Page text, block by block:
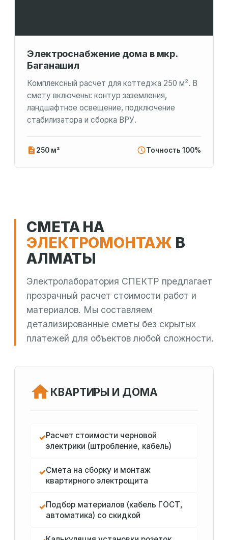
Электроснабжение дома в мкр.
Баганашил
Комплексный расчет для коттеджа 250 м². В
смету включены: контур заземления,
ландшафтное освещение, подключение
стабилизатора и сборка ВРУ.
250 м² Точность 100%
СМЕТА НА
ЭЛЕКТРОМОНТАЖ В
АЛМАТЫ
Электролаборатория СПЕКТР предлагает
прозрачный расчет стоимости работ и
материалов. Мы составляем
детализированные сметы без скрытых
платежей для объектов любой сложности.
КВАРТИРЫ И ДОМА
✓Расчет стоимости черновой
электрики (штробление, кабель)
✓Смета на сборку и монтаж
квартирного электрощита
✓Подбор материалов (кабель ГОСТ,
автоматика) со скидкой